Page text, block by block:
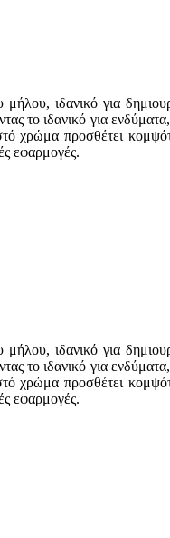
ιδανικό για
ιδανικό για
χρώμα προσθέτει
εφαρμογές.
ιδανικό για
ιδανικό για
χρώμα προσθέτει
εφαρμογές.